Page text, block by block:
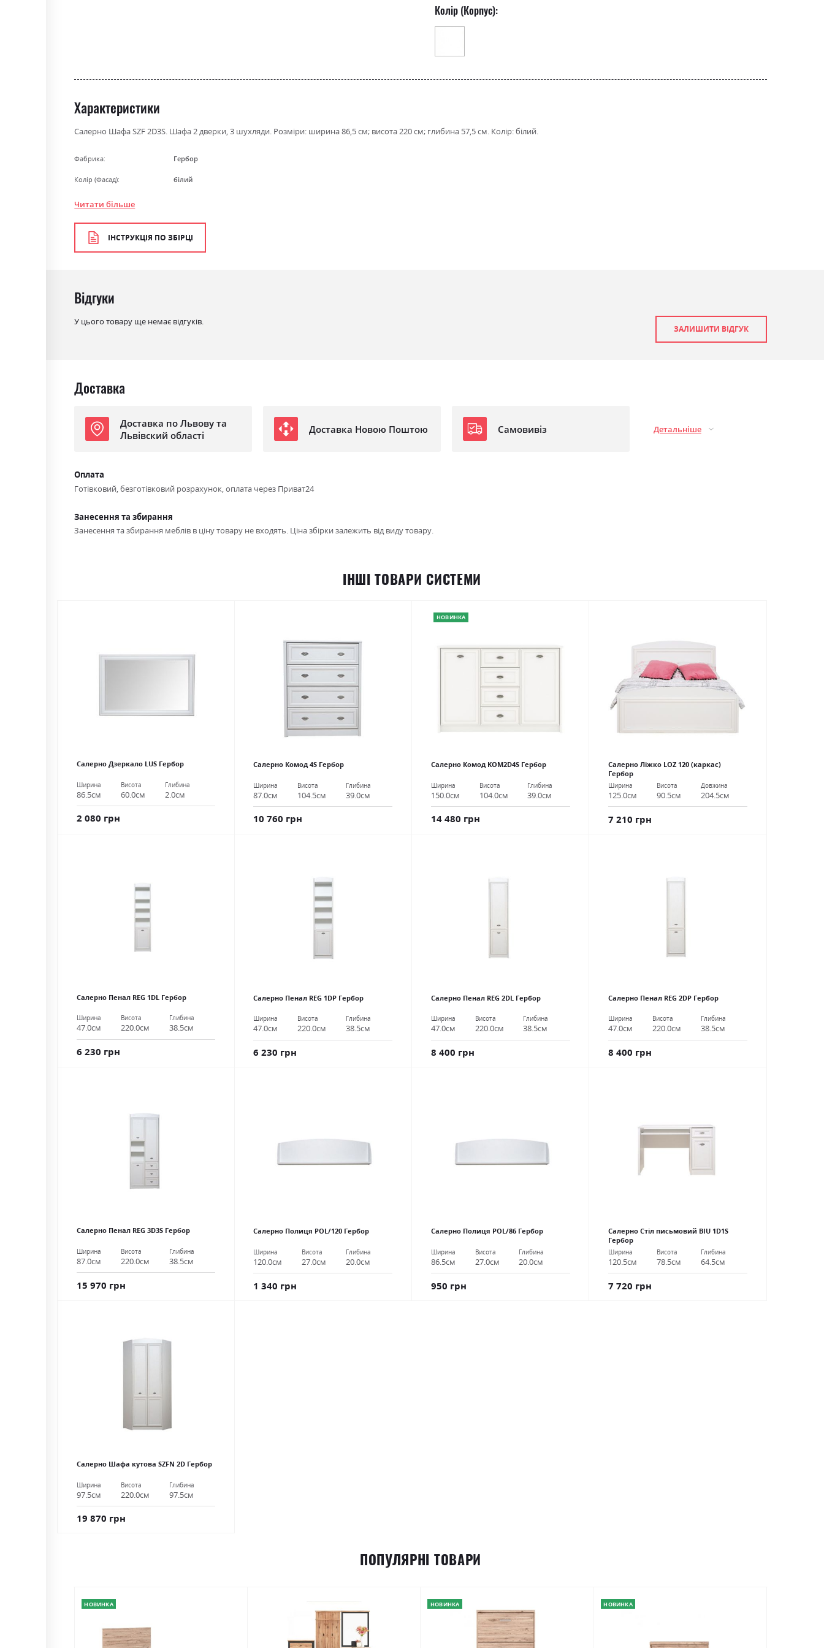
gallery
Колір (Корпус):
Характеристики
Салерно Шафа SZF 2D3S. Шафа 2 дверки, 3 шухляди. Розміри: ширина 86,5 см; висота 220 см; глибина 57,5 см. Колір: білий.
Фабрика: Гербор
Колір (Фасад): білий
Колір (Корпус):
Колір матеріалу білий
Стиль класика, прованс, ретро
Читати більше
ІНСТРУКЦІЯ ПО ЗБІРЦІ
Відгуки
У цього товару ще немає відгуків.
ЗАЛИШИТИ ВІДГУК
Доставка
Доставка по Львову та
Львівский області
Доставка Новою Поштою Самовивіз Детальніше
Оплата
Готівковий, безготівковий розрахунок, оплата через Приват24
Занесення та збирання
Занесення та збирання меблів в ціну товару не входять. Ціна збірки залежить від виду товару.
ІНШІ ТОВАРИ СИСТЕМИ
Салерно Дзеркало LUS Гербор
Ширина
86.5см
Висота
60.0см
Глибина
2.0см
2 080 грн
Салерно Комод 4S Гербор
Ширина
87.0см
Висота
104.5см
Глибина
39.0см
10 760 грн
НОВИНКА
Салерно Комод KOM2D4S Гербор
Ширина
150.0см
Висота
104.0см
Глибина
39.0см
14 480 грн
Салерно Ліжко LOZ 120 (каркас)
Гербор
Ширина
125.0см
Висота
90.5см
Довжина
204.5см
7 210 грн
Салерно Пенал REG 1DL Гербор
Ширина
47.0см
Висота
220.0см
Глибина
38.5см
6 230 грн
Салерно Пенал REG 1DР Гербор
Ширина
47.0см
Висота
220.0см
Глибина
38.5см
6 230 грн
Салерно Пенал REG 2DL Гербор
Ширина
47.0см
Висота
220.0см
Глибина
38.5см
8 400 грн
Салерно Пенал REG 2DР Гербор
Ширина
47.0см
Висота
220.0см
Глибина
38.5см
8 400 грн
Салерно Пенал REG 3D3S Гербор
Ширина
87.0см
Висота
220.0см
Глибина
38.5см
15 970 грн
Салерно Полиця POL/120 Гербор
Ширина
120.0см
Висота
27.0см
Глибина
20.0см
1 340 грн
Салерно Полиця POL/86 Гербор
Ширина
86.5см
Висота
27.0см
Глибина
20.0см
950 грн
Салерно Стіл письмовий BIU 1D1S
Гербор
Ширина
120.5см
Висота
78.5см
Глибина
64.5см
7 720 грн
Салерно Шафа кутова SZFN 2D Гербор
Ширина
97.5см
Висота
220.0см
Глибина
97.5см
19 870 грн
ПОПУЛЯРНІ ТОВАРИ
НОВИНКА НОВИНКА НОВИНКА